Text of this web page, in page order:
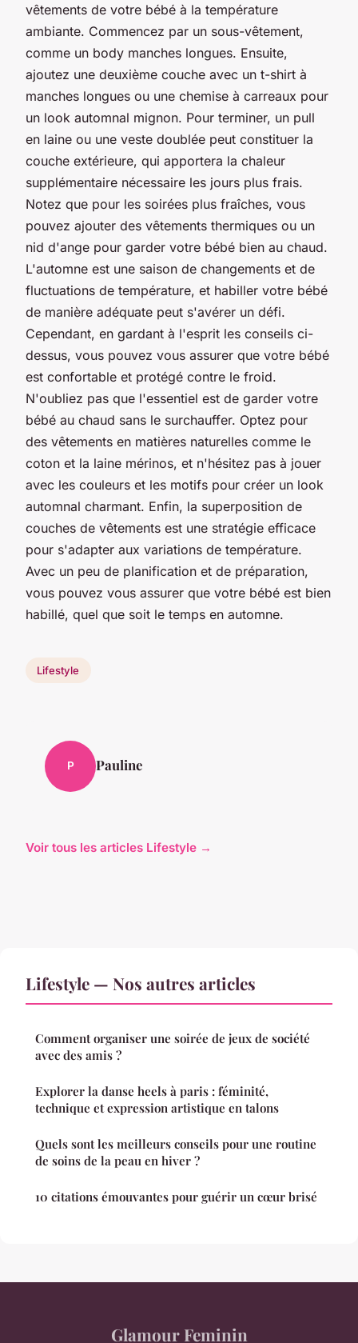
vêtements de votre bébé à la température
ambiante. Commencez par un sous-vêtement,
comme un body manches longues. Ensuite,
ajoutez une deuxième couche avec un t-shirt à
manches longues ou une chemise à carreaux pour
un look automnal mignon. Pour terminer, un pull
en laine ou une veste doublée peut constituer la
couche extérieure, qui apportera la chaleur
supplémentaire nécessaire les jours plus frais.
Notez que pour les soirées plus fraîches, vous
pouvez ajouter des vêtements thermiques ou un
nid d'ange pour garder votre bébé bien au chaud.
L'automne est une saison de changements et de
fluctuations de température, et habiller votre bébé
de manière adéquate peut s'avérer un défi.
Cependant, en gardant à l'esprit les conseils ci-
dessus, vous pouvez vous assurer que votre bébé
est confortable et protégé contre le froid.
N'oubliez pas que l'essentiel est de garder votre
bébé au chaud sans le surchauffer. Optez pour
des vêtements en matières naturelles comme le
coton et la laine mérinos, et n'hésitez pas à jouer
avec les couleurs et les motifs pour créer un look
automnal charmant. Enfin, la superposition de
couches de vêtements est une stratégie efficace
pour s'adapter aux variations de température.
Avec un peu de planification et de préparation,
vous pouvez vous assurer que votre bébé est bien
habillé, quel que soit le temps en automne.
Lifestyle
P Pauline
Voir tous les articles Lifestyle →
Lifestyle — Nos autres articles
Comment organiser une soirée de jeux de société
avec des amis ?
Explorer la danse heels à paris : féminité,
technique et expression artistique en talons
Quels sont les meilleurs conseils pour une routine
de soins de la peau en hiver ?
10 citations émouvantes pour guérir un cœur brisé
Glamour Feminin